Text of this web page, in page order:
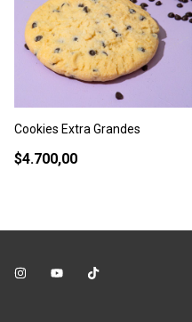
Cookies Extra Grandes
$4.700,00